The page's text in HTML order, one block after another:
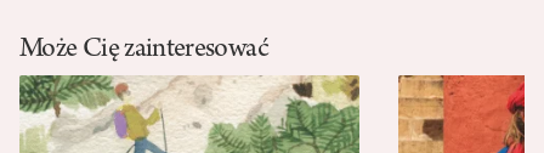
Może Cię zainteresować